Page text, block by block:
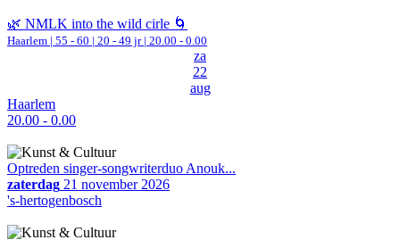
🌿 NMLK into the wild cirle 🌀
Haarlem | 55 - 60 | 20 - 49 jr | 20.00 - 0.00
za
22
aug
Haarlem
20.00 - 0.00
Optreden singer-songwriterduo Anouk...
zaterdag 21 november 2026
's-hertogenbosch